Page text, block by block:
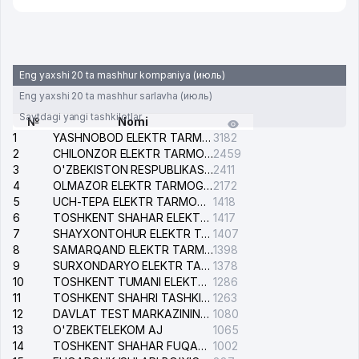
Eng yaxshi 20 ta mashhur kompaniya (июль)
Eng yaxshi 20 ta mashhur sarlavha (июль)
Saytdagi yangi tashkilotlar
№
Nomi
1
YASHNOBOD ELEKTR TARMOG'I NOSOZLIKLARI XIZMATI 3182
2
CHILONZOR ELEKTR TARMOG'I NOSOZLIK XIZMATI2459
3
O'ZBEKISTON RESPUBLIKASI BOSH PROKURATURASI ISHONCH TELEFONI2411
4
OLMAZOR ELEKTR TARMOG'I NOSOZLIKLARI XIZMATI2172
5
UCH-TEPA ELEKTR TARMOG'I NOSOZLIKLARI XIZMATI 1418
6
TOSHKENT SHAHAR ELEKTR TARMOQLARI KORXONASI AJ 1417
7
SHAYXONTOHUR ELEKTR TARMOG'I NOSOZLIKLARINI TUZATISH XIZMATI 1407
8
SAMARQAND ELEKTR TARMOQLARI AJ1398
9
SURXONDARYO ELEKTR TARMOQLARI AJ 1378
10
TOSHKENT TUMANI ELEKTR TARMOG'I AVARIYA XIZMATI 1286
11
TOSHKENT SHAHRI TASHKILOT TELEFONLARI HAQIDA MA'LUMOT BYUROSI 1263
12
DAVLAT TEST MARKAZINING ISHONCH TELEFONLARI 1080
13
O'ZBEKTELEKOM AJ
1065
14
TOSHKENT SHAHAR FUQAROLIK ISHLARI BO'YICHA SUDI 1002